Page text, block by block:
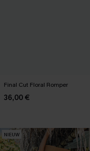
Final Cut Floral Romper
36,00 €
NIEUW